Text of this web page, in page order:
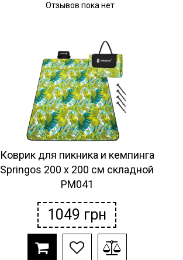
Отзывов пока нет
Коврик для пикника и кемпинга
Springos 200 x 200 см складной
PM041
1049 грн